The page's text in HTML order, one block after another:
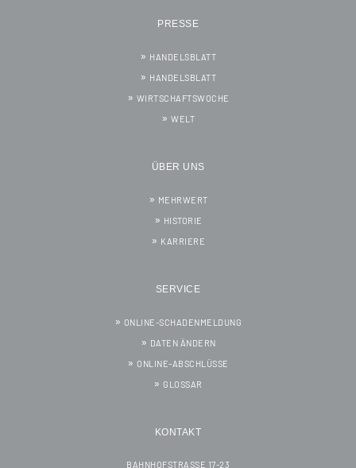
PRESSE
HANDELSBLATT
HANDELSBLATT
WIRTSCHAFTSWOCHE
WELT
ÜBER UNS
MEHRWERT
HISTORIE
KARRIERE
SERVICE
ONLINE-SCHADENMELDUNG
DATEN ÄNDERN
ONLINE-ABSCHLÜSSE
GLOSSAR
KONTAKT
BAHNHOFSTRASSE 17-23